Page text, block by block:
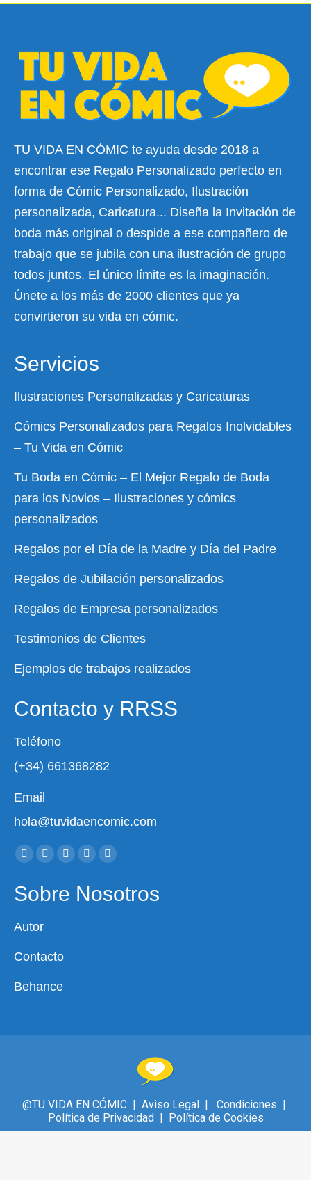
TU VIDA EN CÓMIC te ayuda desde 2018 a
encontrar ese Regalo Personalizado perfecto en
forma de Cómic Personalizado, Ilustración
personalizada, Caricatura... Diseña la Invitación de
boda más original o despide a ese compañero de
trabajo que se jubila con una ilustración de grupo
todos juntos. El único límite es la imaginación.
Únete a los más de 2000 clientes que ya
convirtieron su vida en cómic.
Servicios
Ilustraciones Personalizadas y Caricaturas
Cómics Personalizados para Regalos Inolvidables
– Tu Vida en Cómic
Tu Boda en Cómic – El Mejor Regalo de Boda
para los Novios – Ilustraciones y cómics
personalizados
Regalos por el Día de la Madre y Día del Padre
Regalos de Jubilación personalizados
Regalos de Empresa personalizados
Testimonios de Clientes
Ejemplos de trabajos realizados
Contacto y RRSS
Teléfono
(+34) 661368282
Email
hola@tuvidaencomic.com
Encuéntranos en:
Facebook
opens
new
window
X
opens
window
YouTube
opens
Instagram
opens
Whatsapp
opens
Sobre Nosotros
Autor
Contacto
Behance
@TU VIDA EN CÓMIC | Aviso Legal | Condiciones |
Política de Privacidad| Política de Cookies